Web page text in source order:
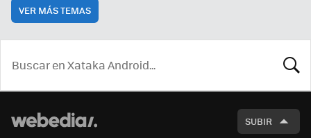
VER MÁS TEMAS
SUBIR